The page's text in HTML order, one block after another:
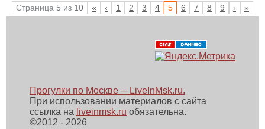
Страница 5 из 10 « ‹ 1 2 3 4 5 6 7 8 9 › »
Прогулки по Москве ─ LiveInMsk.ru.
При использовании материалов с сайта
ссылка на liveinmsk.ru обязательна.
©2012 - 2026